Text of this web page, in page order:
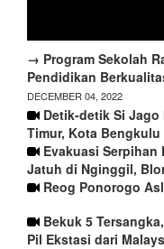
→ Program Sekolah
Pendidikan
DECEMBER 04, 2022
Detik-detik Si
Timur, Kota Bengkulu
Evakuasi Serpihan
Jatuh di Nginggil,
Reog Ponorogo
Bekuk 5
Pil Ekstasi dari